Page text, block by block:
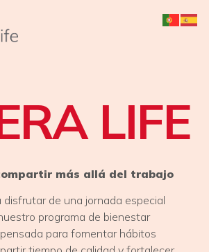
LIFE
más allá del trabajo
disfrutar de una jornada especial
programa de bienestar
para fomentar hábitos